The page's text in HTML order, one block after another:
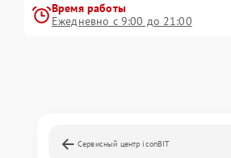
Время работы
Ежедневно с 9:00 до 21:00
Сервисный центр iconBIT